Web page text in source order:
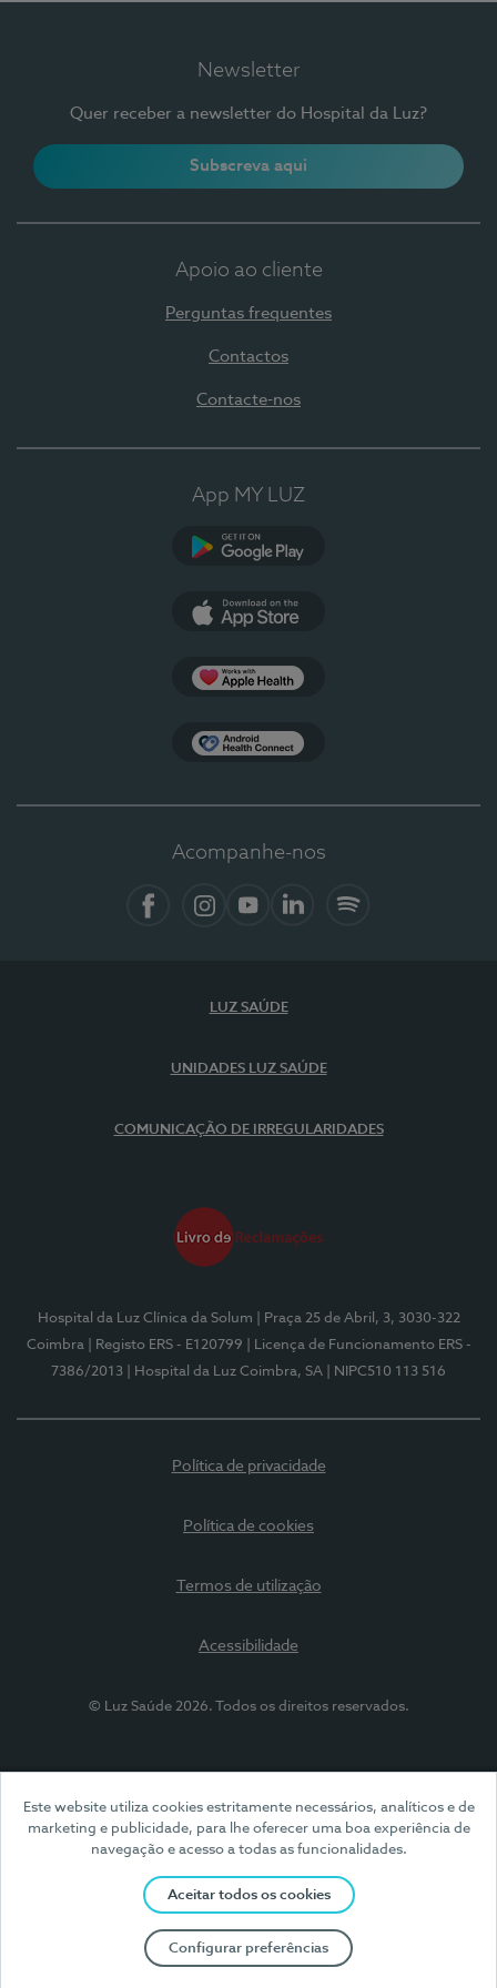
Este website utiliza cookies estritamente necessários, analíticos e de
marketing e publicidade, para lhe oferecer uma boa experiência de
navegação e acesso a todas as funcionalidades.
Aceitar todos os cookies
Configurar preferências
Newsletter
Quer receber a newsletter do Hospital da Luz?
Subscreva aqui
Apoio ao cliente
Perguntas frequentes
Contactos
Contacte-nos
App MY LUZ
Acompanhe-nos
LUZ SAÚDE
UNIDADES LUZ SAÚDE
COMUNICAÇÃO DE IRREGULARIDADES
Hospital da Luz Clínica da Solum
| Praça 25 de Abril, 3, 3030-322
Coimbra
| Registo ERS - E120799
| Licença de Funcionamento ERS -
7386/2013
| Hospital da Luz Coimbra, SA | NIPC510 113 516
Política de privacidade
Política de cookies
Termos de utilização
Acessibilidade
© Luz Saúde 2026. Todos os direitos reservados.